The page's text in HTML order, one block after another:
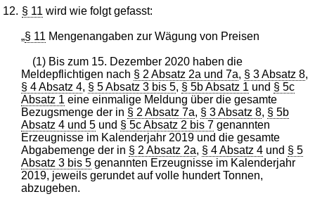
12. § 11 wird wie folgt gefasst:
„§ 11 Mengenangaben zur Wägung von Preisen
(1) Bis zum 15. Dezember 2020 haben die
Meldepflichtigen nach § 2 Absatz 2a und 7a, § 3 Absatz 8,
§ 4 Absatz 4, § 5 Absatz 3 bis 5, § 5b Absatz 1 und § 5c
Absatz 1 eine einmalige Meldung über die gesamte
Bezugsmenge der in § 2 Absatz 7a, § 3 Absatz 8, § 5b
Absatz 4 und 5 und § 5c Absatz 2 bis 7 genannten
Erzeugnisse im Kalenderjahr 2019 und die gesamte
Abgabemenge der in § 2 Absatz 2a, § 4 Absatz 4 und § 5
Absatz 3 bis 5 genannten Erzeugnisse im Kalenderjahr
2019, jeweils gerundet auf volle hundert Tonnen,
abzugeben.